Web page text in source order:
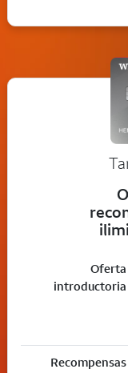
Oferta
introductoria
Recompensas